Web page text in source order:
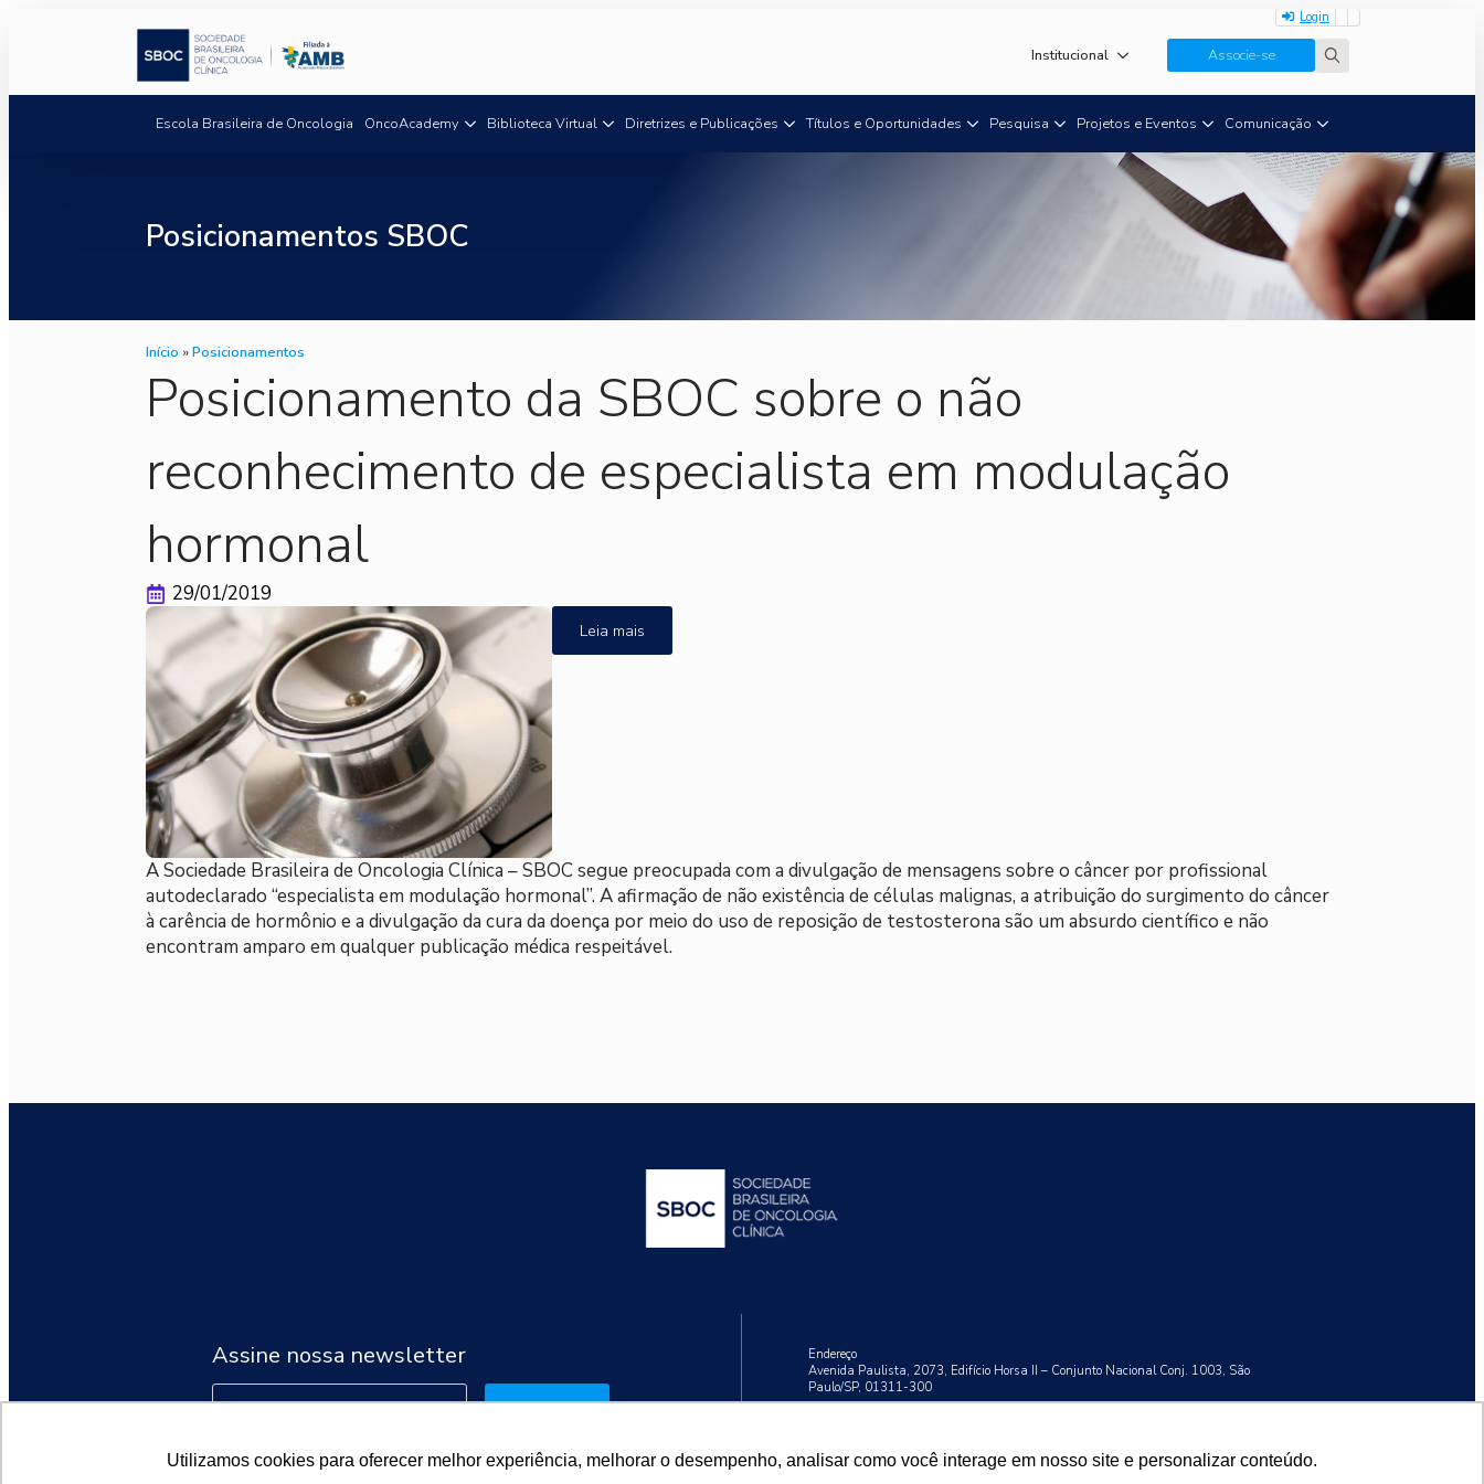
Utilizamos cookies para oferecer melhor experiência, melhorar o desempenho, analisar como você interage em nosso site e personalizar conteúdo.
Login
Institucional Associe-se
Escola Brasileira de Oncologia OncoAcademy Biblioteca Virtual Diretrizes e Publicações Títulos e Oportunidades Pesquisa Projetos e Eventos Comunicação
Posicionamentos SBOC
Início »Posicionamentos
Posicionamento da SBOC sobre o não
reconhecimento de especialista em modulação
hormonal
29/01/2019
Leia mais
A Sociedade Brasileira de Oncologia Clínica – SBOC segue preocupada com a divulgação de mensagens sobre o câncer por profissional
autodeclarado “especialista em modulação hormonal”. A afirmação de não existência de células malignas, a atribuição do surgimento do câncer
à carência de hormônio e a divulgação da cura da doença por meio do uso de reposição de testosterona são um absurdo científico e não
encontram amparo em qualquer publicação médica respeitável.
Assine nossa newsletter
Endereço
Avenida Paulista, 2073, Edifício Horsa II – Conjunto Nacional Conj. 1003, São
Paulo/SP, 01311-300